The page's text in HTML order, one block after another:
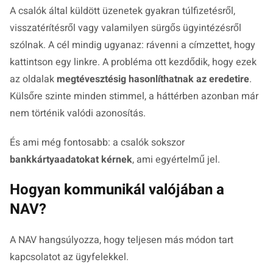
A csalók által küldött üzenetek gyakran túlfizetésről,
visszatérítésről vagy valamilyen sürgős ügyintézésről
szólnak. A cél mindig ugyanaz: rávenni a címzettet, hogy
kattintson egy linkre. A probléma ott kezdődik, hogy ezek
az oldalakmegtévesztésig hasonlíthatnak az eredetire.
Külsőre szinte minden stimmel, a háttérben azonban már
nem történik valódi azonosítás.
És ami még fontosabb: a csalók sokszor
bankkártyaadatokat kérnek, ami egyértelmű jel.
Hogyan kommunikál valójában a
NAV?
A NAV hangsúlyozza, hogy teljesen más módon tart
kapcsolatot az ügyfelekkel.